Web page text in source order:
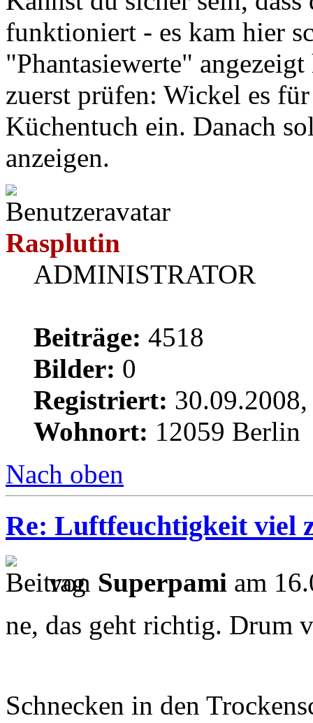
funktioniert - es kam hier
"Phantasiewerte"
zuerst prüfen: Wickel es
Küchentuch ein. Danach
anzeigen.
Rasplutin
ADMINISTRATOR
Beiträge: 4518
Bilder: 0
Registriert:
Wohnort: 12059 Berlin
Nach oben
Re: Luftfeuchtigkeit viel
von Superpami am
ne, das geht richtig. Drum
Schnecken in den